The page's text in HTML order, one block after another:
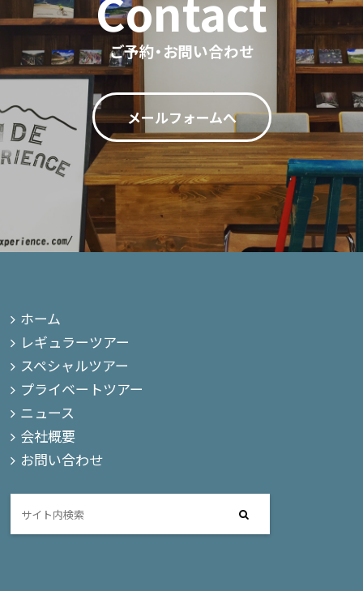
ご予約・お問い合わせ
メールフォームへ
ホーム
レギュラーツアー
スペシャルツアー
プライベートツアー
ニュース
会社概要
お問い合わせ